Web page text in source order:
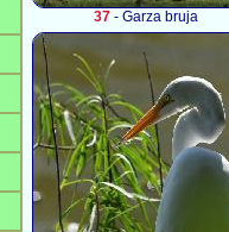
37 - Garza bruja